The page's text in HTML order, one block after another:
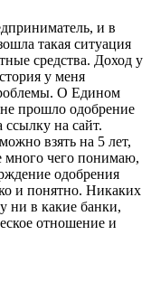
и в
такая ситуация
средства. Доход у
у меня
О Едином
прошло одобрение
на сайт.
взять на 5 лет,
много чего понимаю,
одобрения
и понятно. Никаких
ни в какие банки,
отношение и